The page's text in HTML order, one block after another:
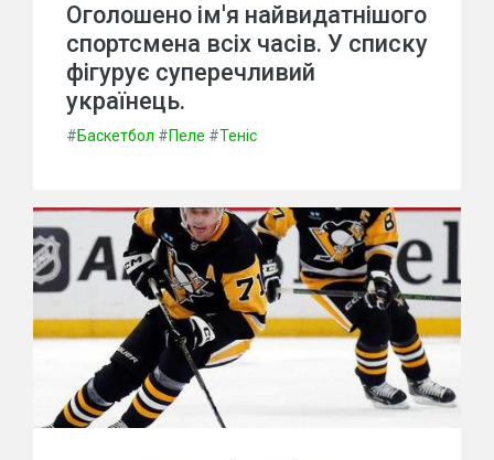
Оголошено ім'я найвидатнішого
спортсмена всіх часів. У списку
фігурує суперечливий
українець.
#Баскетбол #Пеле #Теніс